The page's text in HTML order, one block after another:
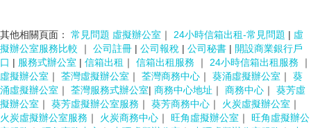
其他相關頁面： 常見問題 虛擬辦公室 ｜ 24小時信箱出租-常見問題 | 虛
擬辦公室服務比較
｜ 公司註冊 | 公司報稅 | 公司秘書 | 開設商業銀行戶
口 | 服務式辦公室 | 信箱出租 ｜ 信箱出租服務 ｜ 24小時信箱出租服務
｜
虛擬辦公室 ｜ 荃灣虛擬辦公室 ｜ 荃灣商務中心 ｜ 葵涌虛擬辦公室 ｜ 葵
涌虛擬辦公室 ｜ 荃灣服務式辦公室| 商務中心地址 ｜ 商務中心 ｜ 葵芳虛
擬辦公室 ｜ 葵芳虛擬辦公室服務 ｜ 葵芳商務中心 ｜ 火炭虛擬辦公室 ｜
火炭虛擬辦公室服務 ｜ 火炭商務中心 ｜ 旺角虛擬辦公室 ｜ 旺角虛擬辦公